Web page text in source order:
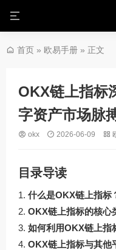
首页 » 欧易手册 » 正文
OKX链上指标
字资产市场脉
okx 2026-06-09
目录导读
什么是OKX链上指
OKX链上指标的核心
如何利用OKX链上指
OKX链上指标与其他